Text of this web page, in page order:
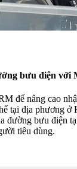
bưu điện với
để nâng cao
tại địa phương ở
đường bưu điện
tiêu dùng.